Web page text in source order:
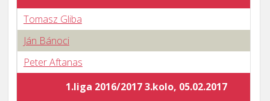
Tomasz Gliba
Ján Bánoci
Peter Aftanas
1.liga 2016/2017 3.kolo, 05.02.2017